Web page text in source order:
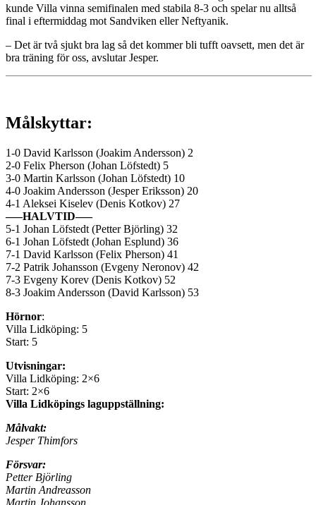
kunde Villa vinna semifinalen med stabila 8-3 och spelar nu alltså
final i eftermiddag mot Sandviken eller Neftyanik.
– Det är två sjukt bra lag så det kommer bli tufft oavsett, men det är
bra träning för oss, avslutar Jesper.
Målskyttar:
1-0 David Karlsson (Joakim Andersson) 2
2-0 Felix Pherson (Johan Löfstedt) 5
3-0 Martin Karlsson (Johan Löfstedt) 10
4-0 Joakim Andersson (Jesper Eriksson) 20
4-1 Aleksei Kiselev (Denis Kotkov) 27
—–HALVTID—–
5-1 Johan Löfstedt (Petter Björling) 32
6-1 Johan Löfstedt (Johan Esplund) 36
7-1 David Karlsson (Felix Pherson) 41
7-2 Patrik Johansson (Evgeny Neronov) 42
7-3 Evgeny Korev (Denis Kotkov) 52
8-3 Joakim Andersson (David Karlsson) 53
Hörnor:
Villa Lidköping: 5
Start: 5
Utvisningar:
Villa Lidköping: 2×6
Start: 2×6
Villa Lidköpings laguppställning:
Målvakt:
Jesper Thimfors
Försvar:
Petter Björling
Martin Andreasson